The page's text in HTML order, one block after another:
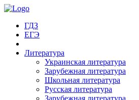
ГДЗ
ЕГЭ
Литература
Украинская литература
Зарубежная литература
Школьная литература
Русская литература
Зарубежная литература